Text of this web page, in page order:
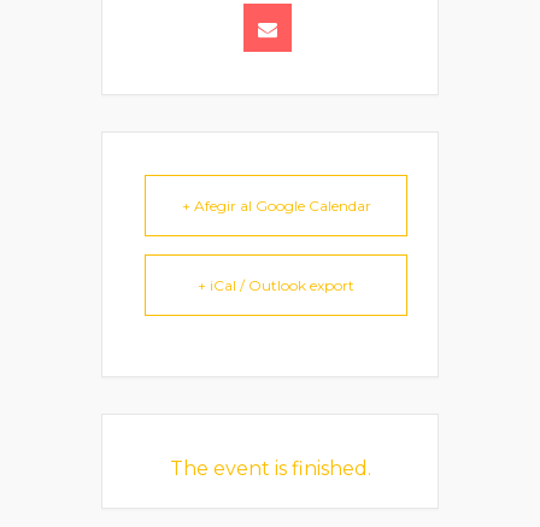
+ Afegir al Google Calendar
+ iCal / Outlook export
The event is finished.